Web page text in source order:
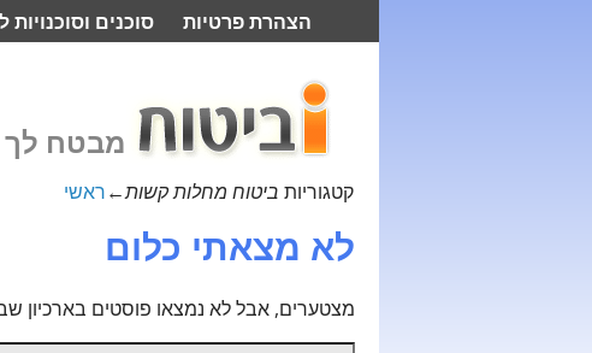
סוכנים וסוכנויות הצהרת פרטיות
מבטח לך
קטגוריות ביטוח מחלות קשות←ראשי
לא מצאתי כלום
מצטערים, אבל לא נמצאו פוסטים בארכיון